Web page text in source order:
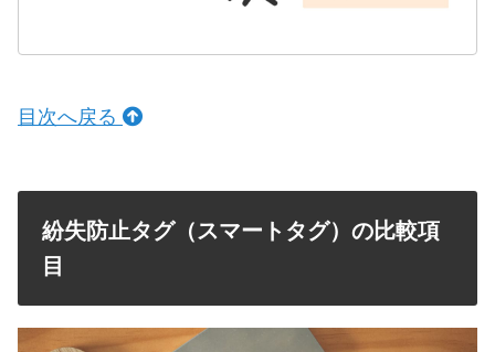
目次へ戻る
紛失防止タグ（スマートタグ）の比較項
目